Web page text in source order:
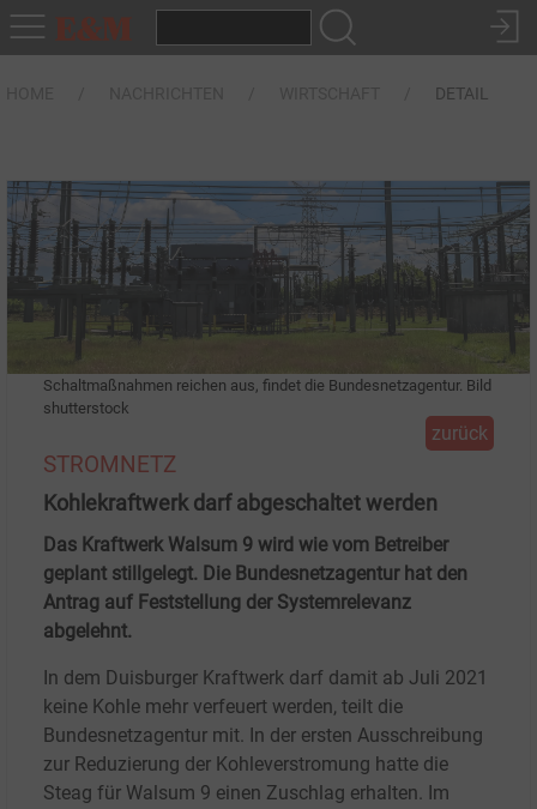
DETAIL
Schaltmaßnahmen reichen aus, findet die Bundesnetzagentur. Bild
shutterstock
zurück
STROMNETZ
Kohlekraftwerk darf abgeschaltet werden
Das Kraftwerk Walsum 9 wird wie vom Betreiber
geplant stillgelegt. Die Bundesnetzagentur hat den
Antrag auf Feststellung der Systemrelevanz
abgelehnt.
In dem Duisburger Kraftwerk darf damit ab Juli 2021
keine Kohle mehr verfeuert werden, teilt die
Bundesnetzagentur mit. In der ersten Ausschreibung
zur Reduzierung der Kohleverstromung hatte die
Steag für Walsum 9 einen Zuschlag erhalten. Im